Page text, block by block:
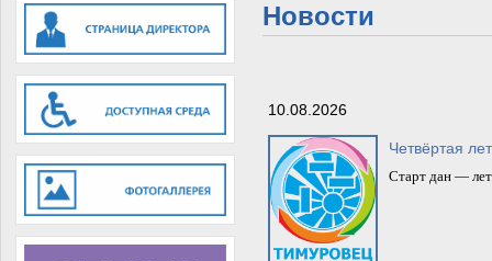
Новости
10.08.2026
Четвёртая
Старт дан —